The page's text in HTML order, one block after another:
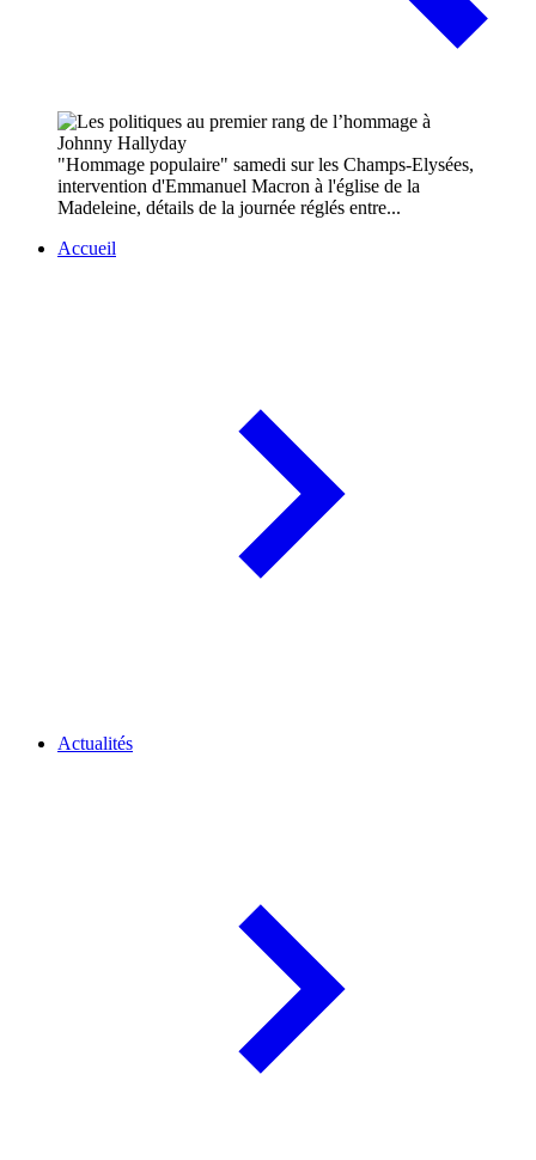
"Hommage populaire" samedi sur les Champs-Elysées,
intervention d'Emmanuel Macron à l'église de la
Madeleine, détails de la journée réglés entre...
Accueil
Actualités